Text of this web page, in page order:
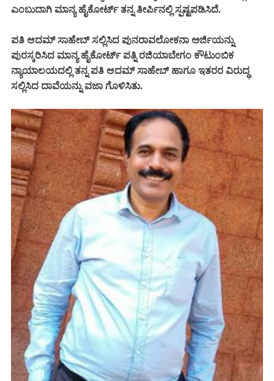
ಎಂಬುದಾಗಿ ಮಾನ್ಯ ಹೈಕೋರ್ಟ್ ತನ್ನ ತೀರ್ಪಿನಲ್ಲಿ ಸ್ಪಷ್ಟಪಡಿಸಿದೆ.
ಪತಿ ಆದಮ್ ಸಾಹೇಬ್ ಸಲ್ಲಿಸಿದ ಪುನರಾವಲೋಕನಾ ಅರ್ಜಿಯನ್ನು
ಪುರಸ್ಕರಿಸಿದ ಮಾನ್ಯ ಹೈಕೋರ್ಟ್ ಪತ್ನಿ ರಜಿಯಾಬೇಗಂ ಕೌಟುಂಬಿಕ
ನ್ಯಾಯಾಲಯದಲ್ಲಿ ತನ್ನ ಪತಿ ಆದಮ್ ಸಾಹೇಬ್ ಹಾಗೂ ಇತರರ ವಿರುದ್ಧ
ಸಲ್ಲಿಸಿದ ದಾವೆಯನ್ನು ವಜಾ ಗೊಳಿಸಿತು.